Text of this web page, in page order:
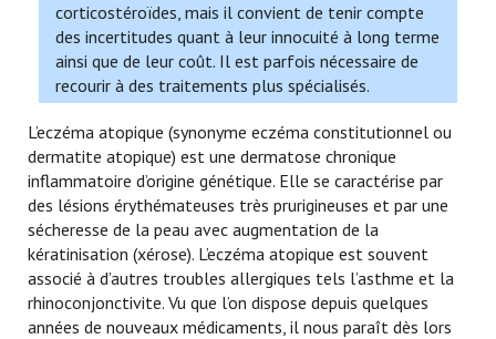
corticostéroïdes, mais il convient de tenir compte
des incertitudes quant à leur innocuité à long terme
ainsi que de leur coût. Il est parfois nécessaire de
recourir à des traitements plus spécialisés.
L’eczéma atopique (synonyme eczéma constitutionnel ou
dermatite atopique) est une dermatose chronique
inflammatoire d’origine génétique. Elle se caractérise par
des lésions érythémateuses très prurigineuses et par une
sécheresse de la peau avec augmentation de la
kératinisation (xérose). L’eczéma atopique est souvent
associé à d’autres troubles allergiques tels l’asthme et la
rhinoconjonctivite. Vu que l’on dispose depuis quelques
années de nouveaux médicaments, il nous paraît dès lors